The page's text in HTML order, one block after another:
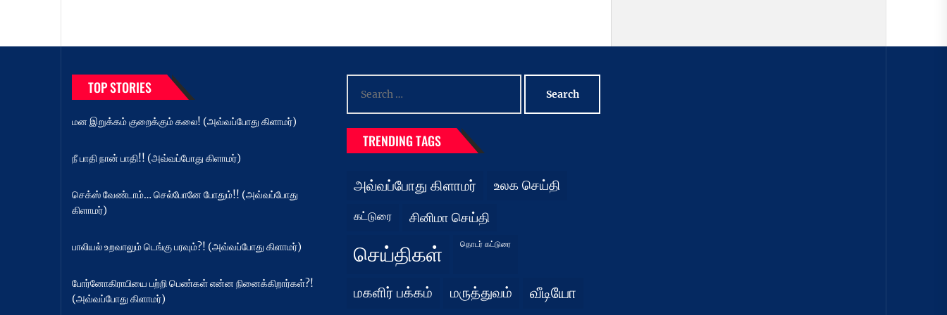
TOP STORIES
மன இறுக்கம் குறைக்கும் கலை! (அவ்வப்போது கிளாமர்)
நீ பாதி நான் பாதி!! (அவ்வப்போது கிளாமர்)
செக்ஸ் வேண்டாம்… செல்போனே போதும்!! (அவ்வப்போது
கிளாமர்)
பாலியல் உறவாலும் டெங்கு பரவும்?! (அவ்வப்போது கிளாமர்)
போர்னோகிராபியை பற்றி பெண்கள் என்ன நினைக்கிறார்கள்?!
(அவ்வப்போது கிளாமர்)
for:
TRENDING TAGS
அவ்வப்போது கிளாமர் உலக செய்தி
கட்டுரை சினிமா செய்தி
செய்திகள் தொடர் கட்டுரை
மகளிர் பக்கம் மருத்துவம் வீடியோ